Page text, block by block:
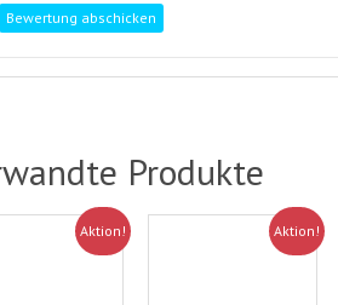
Produkte
Aktion! Aktion!